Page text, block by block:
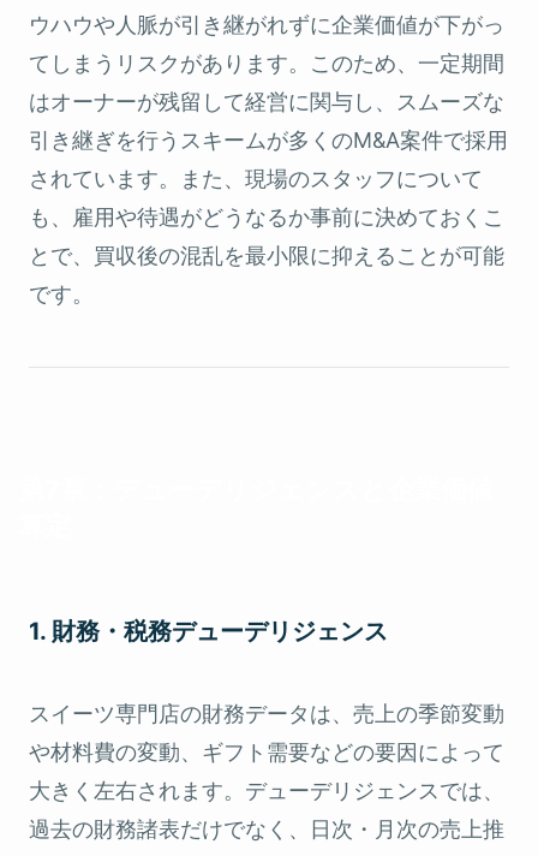
ウハウや人脈が引き継がれずに企業価値が下がっ
てしまうリスクがあります。このため、一定期間
はオーナーが残留して経営に関与し、スムーズな
引き継ぎを行うスキームが多くのM&A案件で採用
されています。また、現場のスタッフについて
も、雇用や待遇がどうなるか事前に決めておくこ
とで、買収後の混乱を最小限に抑えることが可能
です。
1. 財務・税務デューデリジェンス
スイーツ専門店の財務データは、売上の季節変動
や材料費の変動、ギフト需要などの要因によって
大きく左右されます。デューデリジェンスでは、
過去の財務諸表だけでなく、日次・月次の売上推